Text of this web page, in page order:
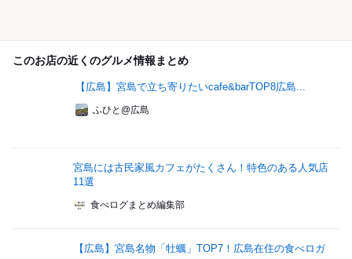
このお店の近くのグルメ情報まとめ
【広島】宮島で立ち寄りたいcafe&barTOP8広島...
ふひと@広島
宮島には古民家風カフェがたくさん！特色のある人気店
11選
食べログまとめ編集部
【広島】宮島名物「牡蠣」TOP7！広島在住の食べロガ